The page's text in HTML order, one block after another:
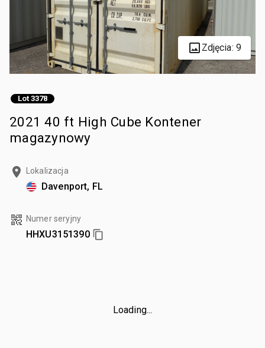
Zdjęcia: 9
Lot 3378
2021 40 ft High Cube Kontener
magazynowy
Lokalizacja
Davenport, FL
Numer seryjny
HHXU3151390
Loading...